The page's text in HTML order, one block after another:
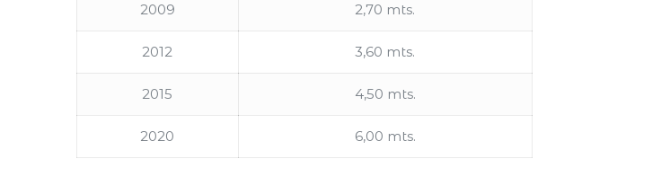
2009 2,70 mts.
2012 3,60 mts.
2015 4,50 mts.
2020 6,00 mts.